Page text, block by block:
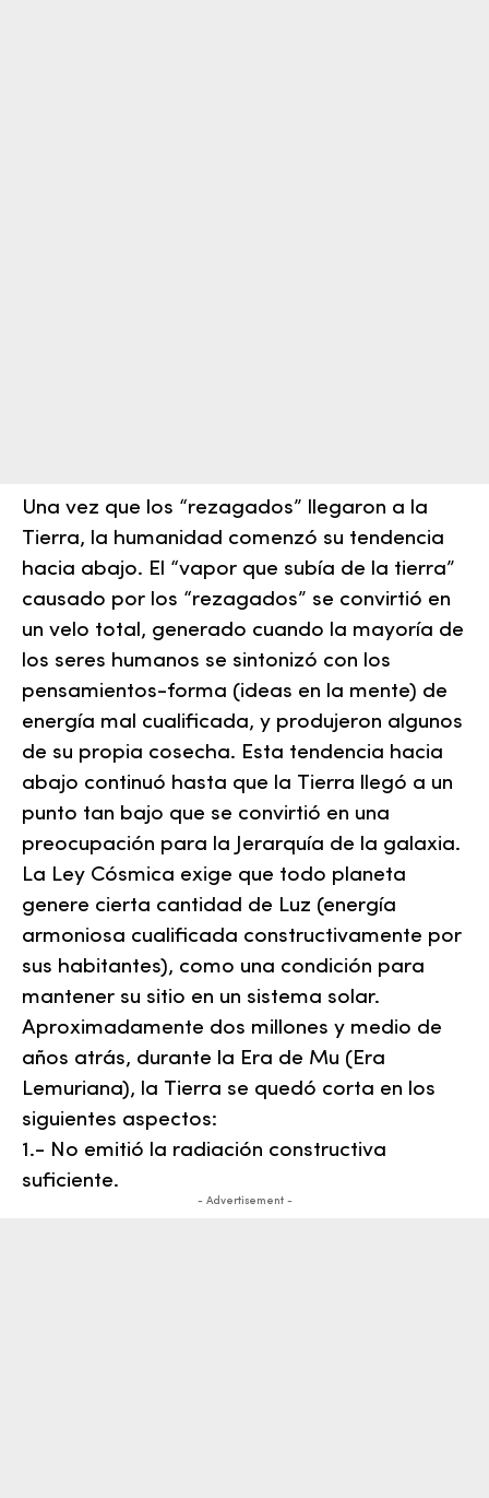
Una vez que los “rezagados” llegaron a la
Tierra, la humanidad comenzó su tendencia
hacia abajo. El “vapor que subía de la tierra”
causado por los “rezagados” se convirtió en
un velo total, generado cuando la mayoría de
los seres humanos se sintonizó con los
pensamientos-forma (ideas en la mente) de
energía mal cualificada, y produjeron algunos
de su propia cosecha. Esta tendencia hacia
abajo continuó hasta que la Tierra llegó a un
punto tan bajo que se convirtió en una
preocupación para la Jerarquía de la galaxia.
La Ley Cósmica exige que todo planeta
genere cierta cantidad de Luz (energía
armoniosa cualificada constructivamente por
sus habitantes), como una condición para
mantener su sitio en un sistema solar.
Aproximadamente dos millones y medio de
años atrás, durante la Era de Mu (Era
Lemuriana), la Tierra se quedó corta en los
siguientes aspectos:
1.- No emitió la radiación constructiva
suficiente.
- Advertisement -